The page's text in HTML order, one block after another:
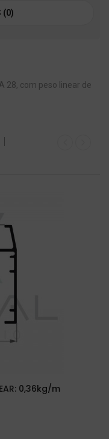
(0)
28, com peso linear de
0,36kg/m